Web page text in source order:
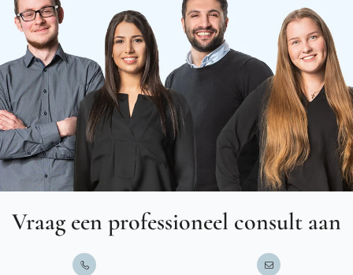
Vraag een professioneel consult aan